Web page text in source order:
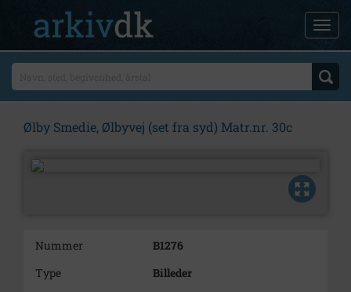
Ølby Smedie, Ølbyvej (set fra syd) Matr.nr. 30c
Nummer
B1276
Type
Billeder